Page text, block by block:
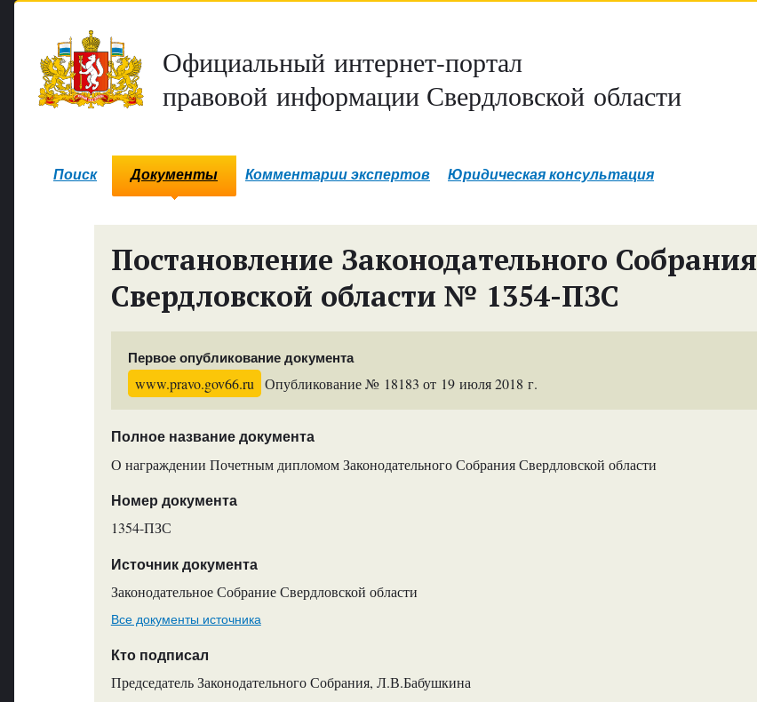
Официальный интернет-портал
правовой информации Свердловской области
Поиск Документы Комментарии экспертов Юридическая консультация
Постановление Законодательного Собрания
Свердловской области № 1354-ПЗС
Первое опубликование документа
www.pravo.gov66.ru Опубликование № 18183 от 19 июля 2018 г.
Полное название документа
О награждении Почетным дипломом Законодательного Собрания Свердловской области
Номер документа
1354-ПЗС
Источник документа
Законодательное Собрание Свердловской области
Все документы источника
Кто подписал
Председатель Законодательного Собрания, Л.В.Бабушкина